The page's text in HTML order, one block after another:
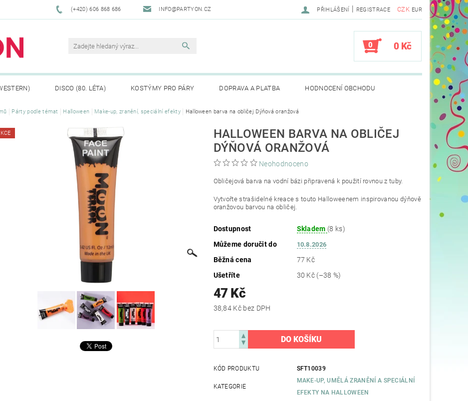
(+420) 606 868 686 INFO@PARTYON.CZ CZK EUR
PŘIHLÁŠENÍ | REGISTRACE
0 0 Kč
DISCO (80. LÉTA) KOSTÝMY PRO PÁRY DOPRAVA A PLATBA HODNOCENÍ OBCHODU
VRÁCENÍ ZBOŽÍ REKLAMACE
Párty podle témat Halloween Make-up, zranění, speciální efekty Halloween barva na obličej Dýňová oranžová
HALLOWEEN BARVA NA OBLIČEJ
DÝŇOVÁ ORANŽOVÁ
Neohodnoceno
Obličejová barva na vodní bázi připravená k použití rovnou z tuby.
Vytvořte strašidelné kreace s touto Halloweenem inspirovanou dýňově
oranžovou barvou na obličej.
Dostupnost Skladem (8 ks)
Můžeme doručit do
10.8.2026
Běžná cena
77 Kč
Ušetříte
30 Kč (–38 %)
47 Kč
38,84 Kč bez DPH
KÓD PRODUKTU SFT10039
KATEGORIE
MAKE-UP, UMĚLÁ ZRANĚNÍ A SPECIÁLNÍ
EFEKTY NA HALLOWEEN